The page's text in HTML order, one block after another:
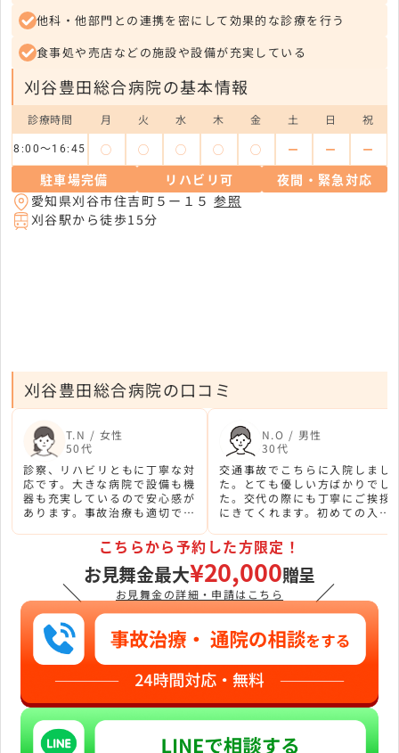
他科・他部門との連携を密にして効果的な診療を行う
食事処や売店などの施設や設備が充実している
刈谷豊田総合病院の基本情報
診療時間 月 火 水 木 金 土 日 祝
8:00～16:45 ◯ ◯ ◯ ◯ ◯ ー ー ー
駐車場完備 リハビリ可
夜間・緊急対応
愛知県刈谷市住吉町５ー１５参照
刈谷駅から徒歩15分
刈谷豊田総合病院の口コミ
T.N / 女性
50代
診察、リハビリともに丁寧な対
応です。大きな病院で設備も機
器も充実しているので安心感が
あります。事故治療も適切でし
N.O / 男性
30代
交通事故でこちらに入院しまし
た。とても優しい方ばかりでし
た。交代の際にも丁寧にご挨拶
にきてくれます。初めての入院
すことができました。
＼
こちらから予約した方限定！
お見舞金最大¥20,000贈呈
お見舞金の詳細・申請はこちら ／